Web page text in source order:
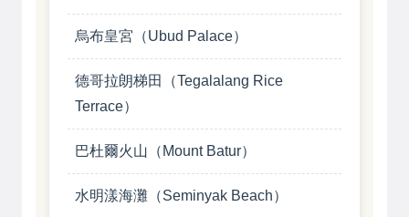
烏布皇宮（Ubud Palace）
德哥拉朗梯田（Tegalalang Rice
Terrace）
巴杜爾火山（Mount Batur）
水明漾海灘（Seminyak Beach）